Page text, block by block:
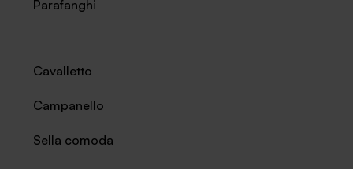
Parafanghi
Cavalletto
Campanello
Sella comoda